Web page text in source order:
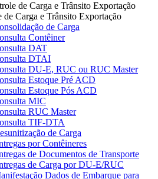
de Carga e Trânsito Exportação
de Carga e Trânsito Exportação
de Carga
Contêiner
DAT
DTAI
DU-E, RUC ou RUC Master
Estoque Pré ACD
Estoque Pós ACD
MIC
RUC Master
TIF-DTA
de Carga
por Contêineres
de Documentos de Transporte
de Carga por DU-E/RUC
Dados de Embarque para